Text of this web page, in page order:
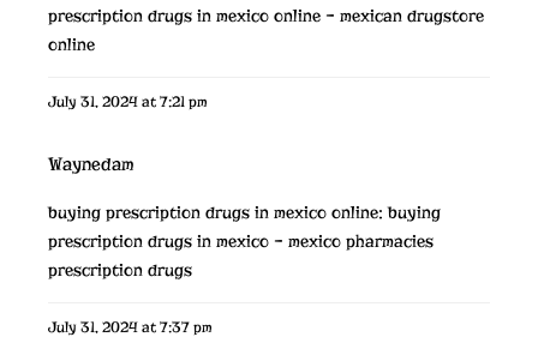
prescription drugs in mexico online – mexican drugstore
online
July 31, 2024 at 7:21 pm
Waynedam
buying prescription drugs in mexico online:buying
prescription drugs in mexico – mexico pharmacies
prescription drugs
July 31, 2024 at 7:37 pm